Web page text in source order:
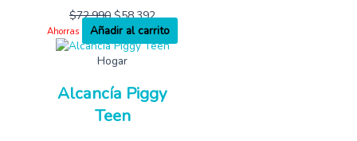
$72,990 $58,392
Ahorras
Añadir al carrito
Hogar
Alcancía Piggy
Teen